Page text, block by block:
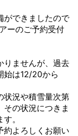
ができましたので
ーのご予約受付
りませんが、過去
始は12/20から
状況や積雪量次第
の状況につきま
。
約よろしくお願い